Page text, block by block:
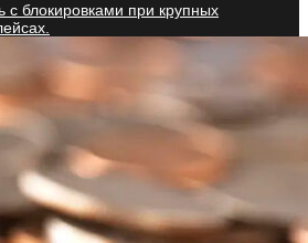
с блокировками при крупных